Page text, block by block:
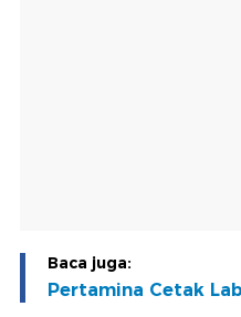
Baca juga:
Pertamina Cetak